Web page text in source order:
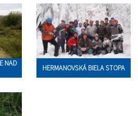
NAD
HERMANOVSKÁ BIELA STOPA